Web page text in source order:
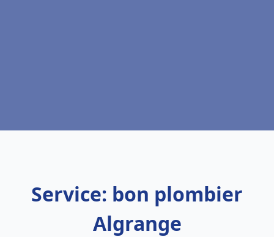
Service: bon plombier
Algrange